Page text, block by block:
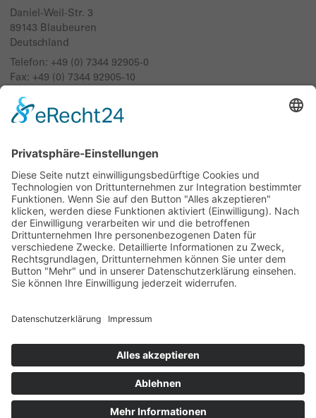
Daniel-Weil-Str. 3
89143 Blaubeuren
Deutschland
Telefon: +49 (0) 7344 92905-0
Fax: +49 (0) 7344 92905-10
info@luxamed.de
www.luxamed.de
Impressum
Datenschutz
Sitemap
Cookie-Einstellungen